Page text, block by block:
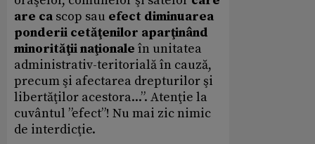
are ca scop sau efect diminuarea
ponderii cetăţenilor aparţinând
minorităţii naţionale în unitatea
administrativ-teritorială în cauză,
precum şi afectarea drepturilor şi
libertăţilor acestora...”. Atenţie la
cuvântul ”efect”! Nu mai zic nimic
de interdicţie.